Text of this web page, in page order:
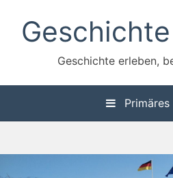
Inhalt
springen
Geschichte erleben,
Primäres